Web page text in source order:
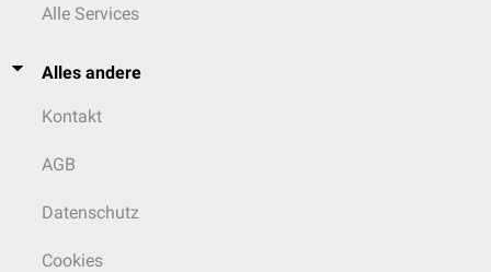
Alle Services
Alles andere
Kontakt
AGB
Datenschutz
Cookies